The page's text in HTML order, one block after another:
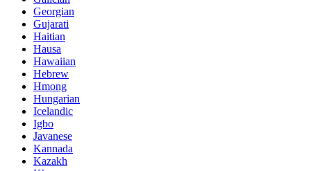
Georgian
Gujarati
Haitian
Hausa
Hawaiian
Hebrew
Hmong
Hungarian
Icelandic
Igbo
Javanese
Kannada
Kazakh